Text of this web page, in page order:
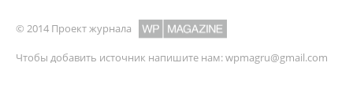
© 2014 Проект журнала
Чтобы добавить источник напишите нам:wpmagru@gmail.com